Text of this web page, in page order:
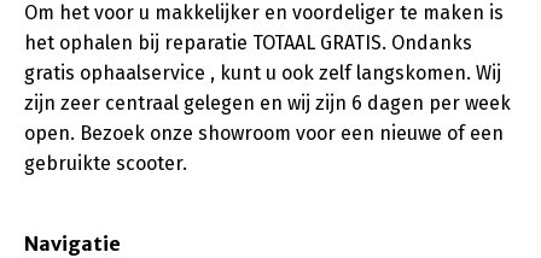
Om het voor u makkelijker en voordeliger te maken is
het ophalen bij reparatie TOTAAL GRATIS. Ondanks
gratis ophaalservice , kunt u ook zelf langskomen. Wij
zijn zeer centraal gelegen en wij zijn 6 dagen per week
open. Bezoek onze showroom voor een nieuwe of een
gebruikte scooter.
Navigatie